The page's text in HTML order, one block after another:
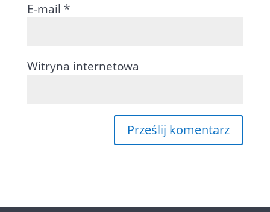
E-mail *
Witryna internetowa